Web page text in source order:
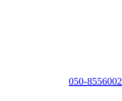
050-8556002